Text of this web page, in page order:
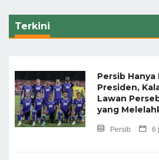
Terkini
Persib Hanya
Presiden,
Lawan
yang
Persib 6